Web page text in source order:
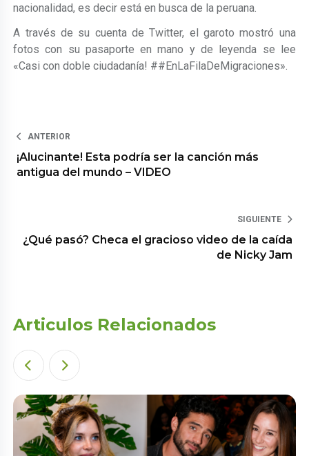
nacionalidad, es decir está en busca de la peruana.
A través de su cuenta de Twitter, el garoto mostró una
fotos con su pasaporte en mano y de leyenda se lee
«Casi con doble ciudadanía! ##EnLaFilaDeMigraciones».
ANTERIOR
¡Alucinante! Esta podría ser la canción más
antigua del mundo – VIDEO
SIGUIENTE
¿Qué pasó? Checa el gracioso video de la caída
de Nicky Jam
Articulos Relacionados